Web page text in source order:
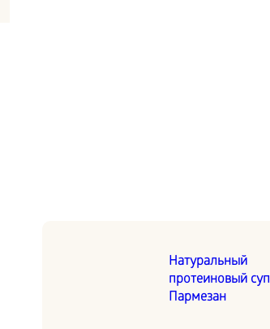
Натуральный
протеиновый суп
Пармезан